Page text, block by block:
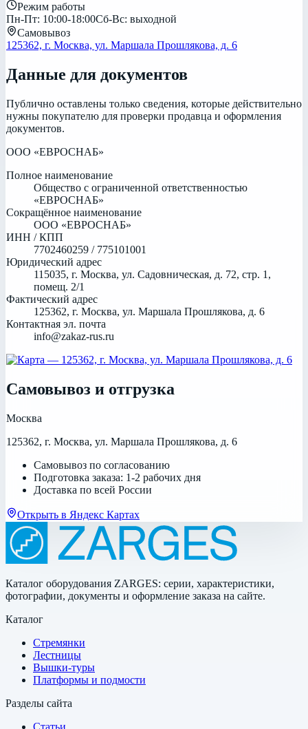
Режим работы
Пн-Пт: 10:00-18:00Сб-Вс: выходной
Самовывоз
125362, г. Москва, ул. Маршала Прошлякова, д. 6
Данные для документов
Публично оставлены только сведения, которые действительно
нужны покупателю для проверки продавца и оформления
документов.
ООО «ЕВРОСНАБ»
Полное наименование
Общество с ограниченной ответственностью
«ЕВРОСНАБ»
Сокращённое наименование
ООО «ЕВРОСНАБ»
ИНН / КПП
7702460259 / 775101001
Юридический адрес
115035, г. Москва, ул. Садовническая, д. 72, стр. 1,
помещ. 2/1
Фактический адрес
125362, г. Москва, ул. Маршала Прошлякова, д. 6
Контактная эл. почта
info@zakaz-rus.ru
Самовывоз и отгрузка
Москва
125362, г. Москва, ул. Маршала Прошлякова, д. 6
Самовывоз по согласованию
Подготовка заказа: 1-2 рабочих дня
Доставка по всей России
Открыть в Яндекс Картах
Каталог оборудования ZARGES: серии, характеристики,
фотографии, документы и оформление заказа на сайте.
Каталог
Стремянки
Лестницы
Вышки-туры
Платформы и подмости
Разделы сайта
Статьи